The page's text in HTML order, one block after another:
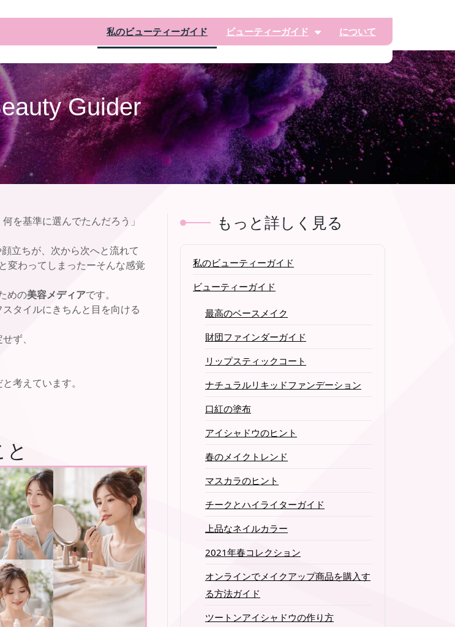
私のビューティーガイド ビューティーガイド について
Guider
を基準に選んでたんだろう」
立ちが、次から次へと流れて
変わってしまったーそんな感覚
めの美容メディアです。
タイルにきちんと目を向ける
ず、
考えています。
もっと詳しく見る
私のビューティーガイド
ビューティーガイド
最高のベースメイク
財団ファインダーガイド
リップスティックコート
ナチュラルリキッドファンデーション
口紅の塗布
アイシャドウのヒント
春のメイクトレンド
マスカラのヒント
チークとハイライターガイド
上品なネイルカラー
2021年春コレクション
オンラインでメイクアップ商品を購入す
る方法ガイド
ツートンアイシャドウの作り方